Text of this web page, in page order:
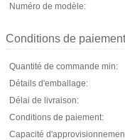
Numéro de modèle:
Conditions de
Quantité de commande min:
Détails d'emballage:
Délai de livraison:
Conditions de paiement:
Capacité